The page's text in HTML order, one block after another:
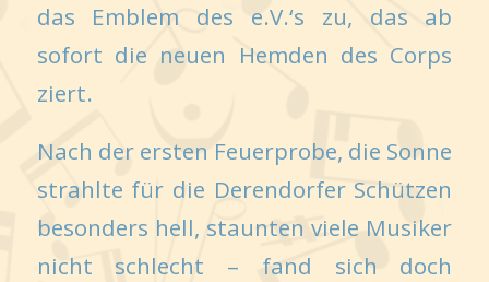
das Emblem des e.V.‘s zu, das ab
sofort die neuen Hemden des Corps
ziert.
Nach der ersten Feuerprobe, die Sonne
strahlte für die Derendorfer Schützen
besonders hell, staunten viele Musiker
nicht schlecht – fand sich doch